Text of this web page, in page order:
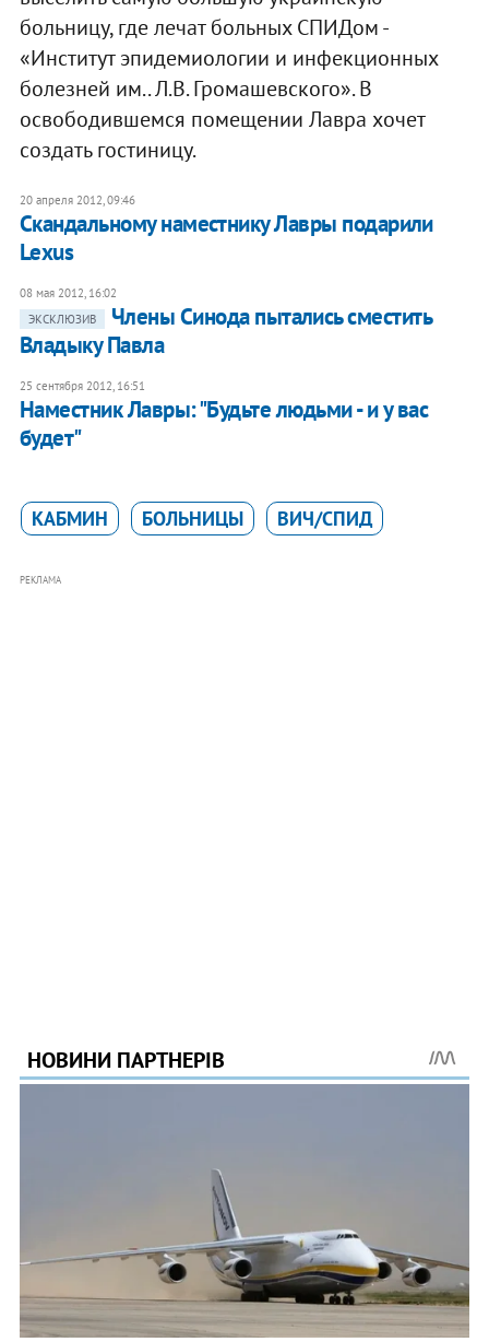
больницу, где лечат больных СПИДом -
«Институт эпидемиологии и инфекционных
болезней им.. Л.В. Громашевского». В
освободившемся помещении Лавра хочет
создать гостиницу.
20 апреля 2012, 09:46
Скандальному наместнику Лавры подарили
Lexus
08 мая 2012, 16:02
ЭКСКЛЮЗИВ
​Члены Синода пытались сместить
Владыку Павла
25 сентября 2012, 16:51
Наместник Лавры: "Будьте людьми - и у вас
будет"
КАБМИН БОЛЬНИЦЫ ВИЧ/СПИД
РЕКЛАМА